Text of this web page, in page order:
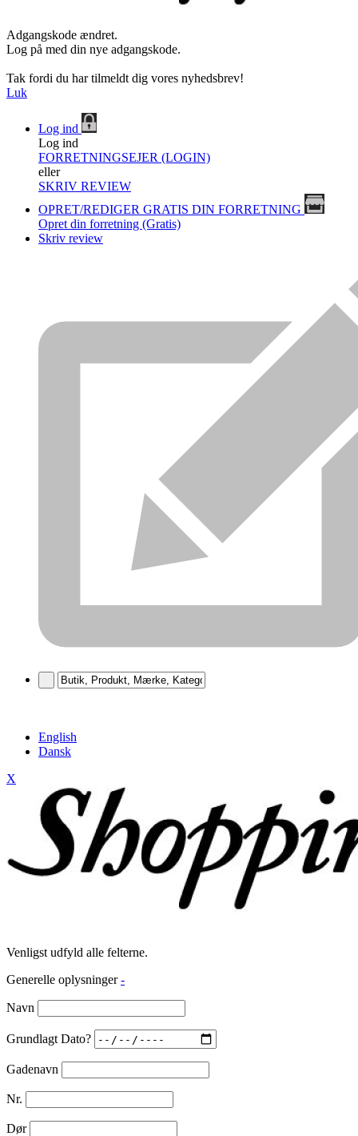
Adgangskode ændret.
Log på med din nye adgangskode.
Tak fordi du har tilmeldt dig vores nyhedsbrev!
Luk
Log ind
Log ind
FORRETNINGSEJER (LOGIN)
eller
SKRIV REVIEW
OPRET/REDIGER GRATIS DIN FORRETNING
Opret din forretning (Gratis)
Skriv review
English
Dansk
X
Venligst udfyld alle felterne.
Generelle oplysninger -
Navn
Grundlagt Dato?
Gadenavn
Nr.
Dør